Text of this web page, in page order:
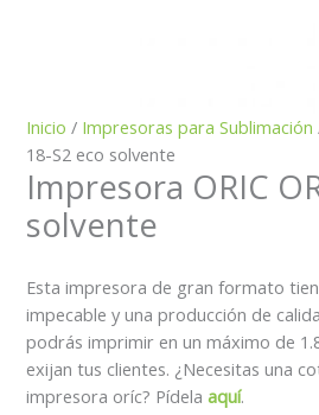
Inicio / Impresoras para Sublimación
18-S2 eco solvente
Impresora ORIC
solvente
Esta impresora de gran formato
impecable y una producción de
podrás imprimir en un máximo de
exijan tus clientes. ¿Necesitas una
impresora oríc? Pídelaaquí.